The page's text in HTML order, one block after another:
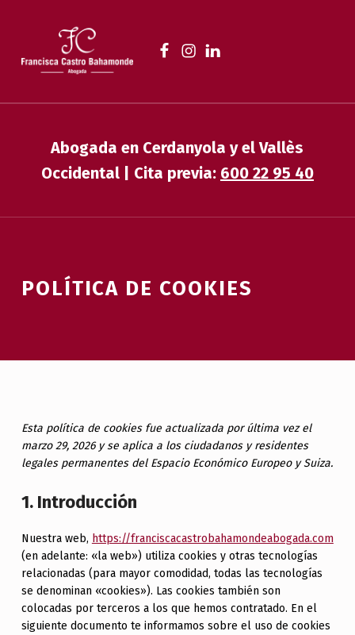
Abogada en Cerdanyola y el Vallès
Occidental | Cita previa: 600 22 95 40
POLÍTICA DE COOKIES
Esta política de cookies fue actualizada por última vez el
marzo 29, 2026 y se aplica a los ciudadanos y residentes
legales permanentes del Espacio Económico Europeo y Suiza.
1. Introducción
Nuestra web, https://franciscacastrobahamondeabogada.com
(en adelante: «la web») utiliza cookies y otras tecnologías
relacionadas (para mayor comodidad, todas las tecnologías
se denominan «cookies»). Las cookies también son
colocadas por terceros a los que hemos contratado. En el
siguiente documento te informamos sobre el uso de cookies